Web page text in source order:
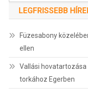
LEGFRISSEBB
Füzesabony
ellen
Vallási
torkához Egerben